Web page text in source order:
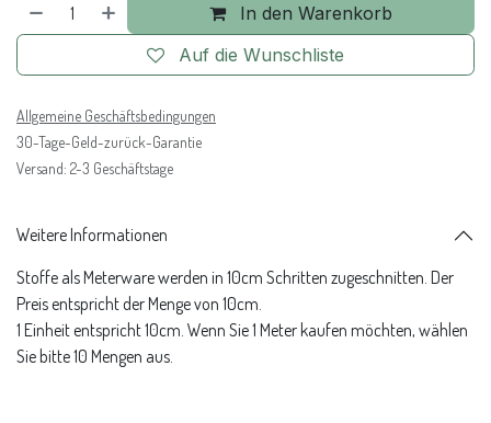
In den Warenkorb
Auf die Wunschliste
Allgemeine Geschäftsbedingungen
30-Tage-Geld-zurück-Garantie
Versand: 2-3 Geschäftstage
Weitere Informationen
Stoffe als Meterware werden in 10cm Schritten zugeschnitten. Der
Preis entspricht der Menge von 10cm.
1 Einheit entspricht 10cm. Wenn Sie 1 Meter kaufen möchten, wählen
Sie bitte 10 Mengen aus.